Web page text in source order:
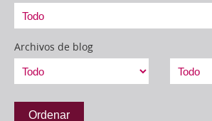
Archivos de blog
Ordenar